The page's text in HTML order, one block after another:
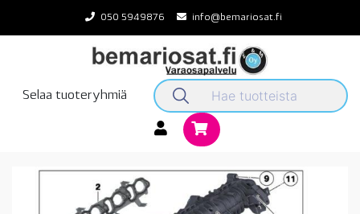
content
050 5949876 info@bemariosat.fi
Selaa tuoteryhmiä